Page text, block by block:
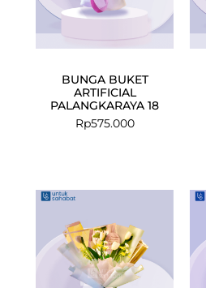
BUNGA BUKET
ARTIFICIAL
PALANGKARAYA 18
Rp575.000